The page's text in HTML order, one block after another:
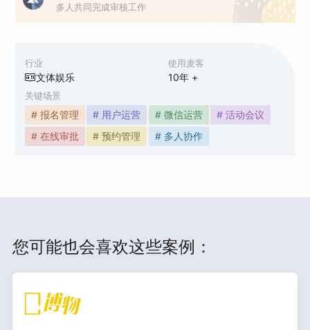
行业
文体娱乐
使用麦客
10年 +
关键场景
# 报名管理 # 用户运营 # 微信运营
# 活动会议
# 在线审批
# 预约管理 # 多人协作
多人共同完成审核工作
您可能也会喜欢这些案例：